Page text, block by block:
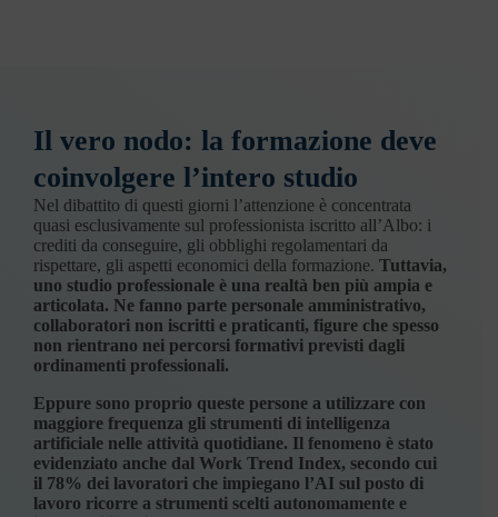
Il vero nodo: la formazione deve
coinvolgere l’intero studio
Nel dibattito di questi giorni l’attenzione è concentrata
quasi esclusivamente sul professionista iscritto all’Albo: i
crediti da conseguire, gli obblighi regolamentari da
rispettare, gli aspetti economici della formazione. Tuttavia,
uno studio professionale è una realtà ben più ampia e
articolata. Ne fanno parte personale amministrativo,
collaboratori non iscritti e praticanti, figure che spesso
non rientrano nei percorsi formativi previsti dagli
ordinamenti professionali.
Eppure sono proprio queste persone a utilizzare con
maggiore frequenza gli strumenti di intelligenza
artificiale nelle attività quotidiane. Il fenomeno è stato
evidenziato anche dal Work Trend Index, secondo cui
il 78% dei lavoratori che impiegano l’AI sul posto di
lavoro ricorre a strumenti scelti autonomamente e